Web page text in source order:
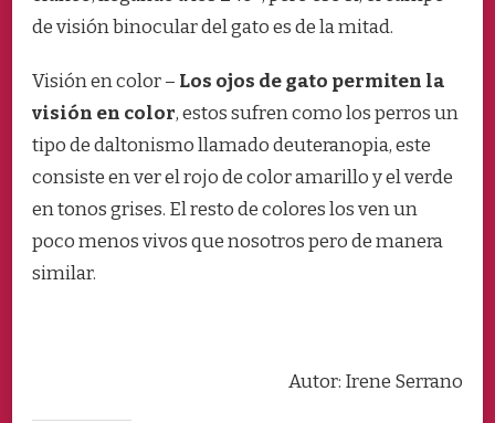
de visión binocular del gato es de la mitad.
Visión en color – Los ojos de gato permiten la
visión en color, estos sufren como los perros un
tipo de daltonismo llamado deuteranopia, este
consiste en ver el rojo de color amarillo y el verde
en tonos grises. El resto de colores los ven un
poco menos vivos que nosotros pero de manera
similar.
Autor: Irene Serrano